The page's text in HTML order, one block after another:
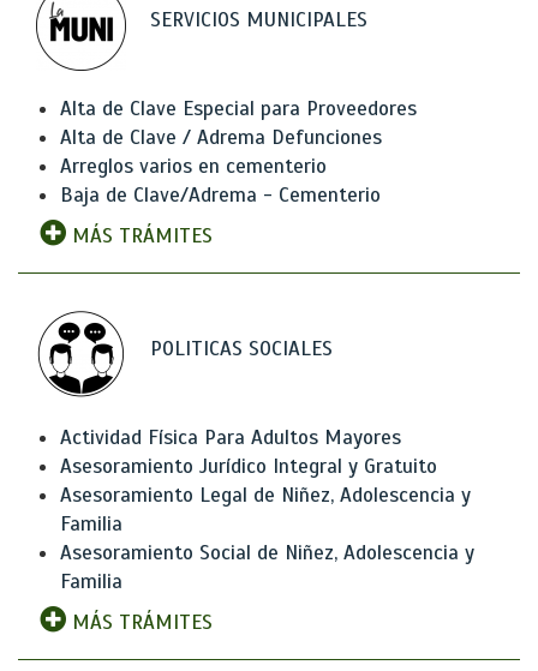
SERVICIOS MUNICIPALES
Alta de Clave Especial para Proveedores
Alta de Clave / Adrema Defunciones
Arreglos varios en cementerio
Baja de Clave/Adrema - Cementerio
MÁS TRÁMITES
POLITICAS SOCIALES
Actividad Física Para Adultos Mayores
Asesoramiento Jurídico Integral y Gratuito
Asesoramiento Legal de Niñez, Adolescencia y
Familia
Asesoramiento Social de Niñez, Adolescencia y
Familia
MÁS TRÁMITES